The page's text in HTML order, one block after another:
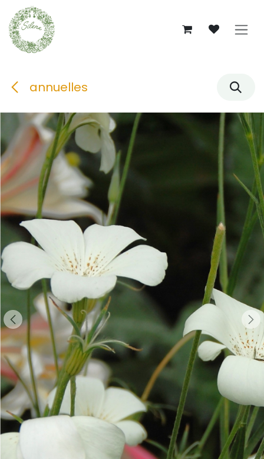
Se rendre au contenu
annuelles